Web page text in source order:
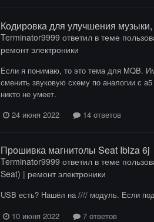
Кодировка для улучшения музыки,
Terminator9999 ответил в теме
ремонт электроники
Если я понимаю, то это тема для MQB.
сменить звуковую схему по аналогии с
никто не умеет.
24 июня 2022
14 ответов
Прошивка магнитолы Seat Ibiza 6j
Terminator9999 ответил в теме
Seat) | ремонт электроники
USB есть? Нашёл на //// модуль. Если
10 июня 2022
7 ответов